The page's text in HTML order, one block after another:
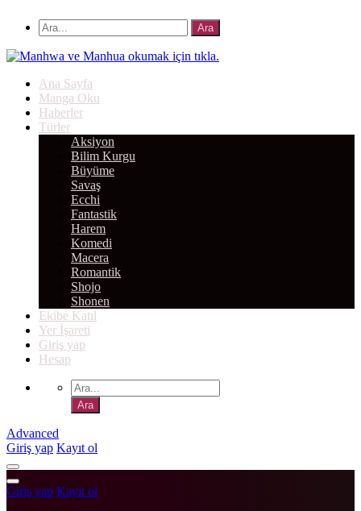
Ana Sayfa
Manga Oku
Haberler
Türler
Aksiyon
Bilim Kurgu
Büyüme
Savaş
Ecchi
Fantastik
Harem
Komedi
Macera
Romantik
Shojo
Shonen
Ekibe Katıl
Yer İşareti
Giriş yap
Hesap
Advanced
Giriş yap Kayıt ol
Giriş yap Kayıt ol